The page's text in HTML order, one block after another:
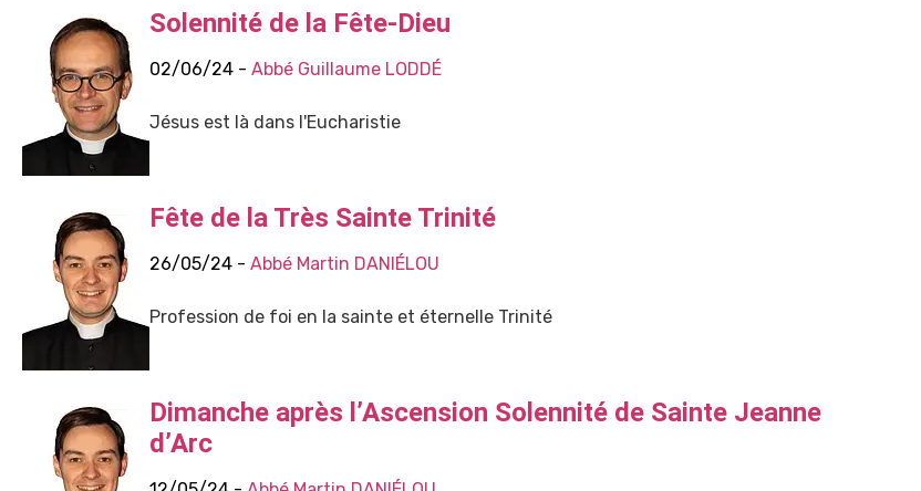
Solennité de la Fête-Dieu
02/06/24 - Abbé Guillaume LODDÉ
Jésus est là dans l'Eucharistie
Fête de la Très Sainte Trinité
26/05/24 - Abbé Martin DANIÉLOU
Profession de foi en la sainte et éternelle Trinité
Dimanche après l’Ascension Solennité de Sainte Jeanne
d’Arc